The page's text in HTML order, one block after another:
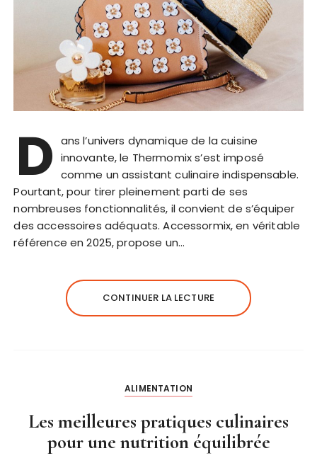
D ans l’univers dynamique de la cuisine
innovante, le Thermomix s’est imposé
comme un assistant culinaire indispensable.
Pourtant, pour tirer pleinement parti de ses
nombreuses fonctionnalités, il convient de s’équiper
des accessoires adéquats. Accessormix, en véritable
référence en 2025, propose un…
CONTINUER LA LECTURE
ALIMENTATION
Les meilleures pratiques culinaires
pour une nutrition équilibrée